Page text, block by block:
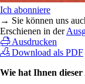
Ich abonniere
→ Sie können uns
Erschienen in der
Ausdrucken
Download als PDF
Wie hat Ihnen